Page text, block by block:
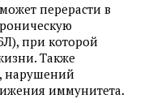
перерасти в
при которой
Также
нарушений
иммунитета.